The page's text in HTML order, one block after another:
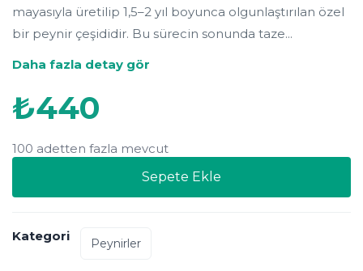
mayasıyla üretilip 1,5–2 yıl boyunca olgunlaştırılan özel
bir peynir çeşididir. Bu sürecin sonunda taze...
Daha fazla detay gör
₺440
Sepete Ekle
100 adetten fazla mevcut
Kategori Peynirler